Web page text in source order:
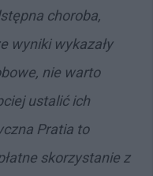
choroba,
wyniki wykazały
nie warto
ustalić ich
Pratia to
skorzystanie z